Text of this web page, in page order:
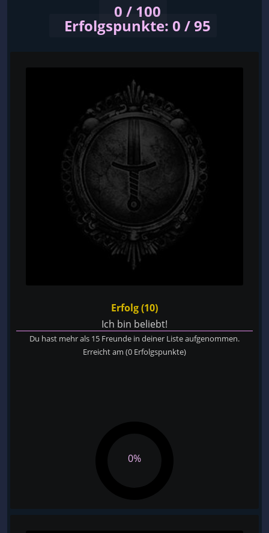
0 / 100
Erfolgspunkte: 0 / 95
Erfolg (10)
Ich bin beliebt!
Du hast mehr als 15 Freunde in deiner Liste aufgenommen.
Erreicht am (0 Erfolgspunkte)
0%